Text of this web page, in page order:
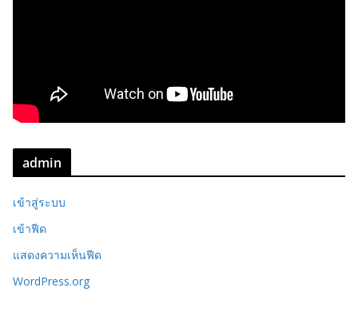
admin
เข้าสู่ระบบ
เข้าฟีด
แสดงความเห็นฟีด
WordPress.org